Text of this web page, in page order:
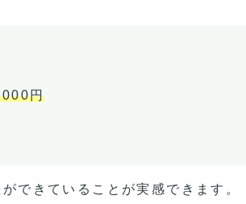
円
できていることが実感できます。